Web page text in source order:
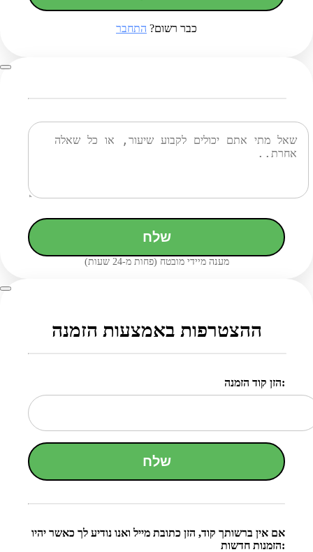
כבר רשום? התחבר
שלח
מענה מיידי מובטח (פחות מ-24 שעות)
ההצטרפות באמצעות הזמנה
הזן קוד הזמנה:
שלח
אם אין ברשותך קוד, הזן כתובת מייל ואנו נודיע לך כאשר יהיו
הזמנות חדשות: